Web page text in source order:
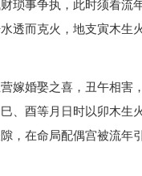
琐事争执，此时须看流
透而克火，地支寅木生
嫁婚娶之喜，丑午相害
、酉等月日时以卯木生
，在命局配偶宫被流年